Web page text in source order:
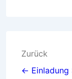
Zurück
← Einladung